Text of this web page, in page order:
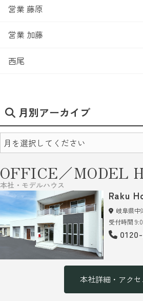
営業 藤原
営業 加藤
西尾
月別アーカイブ
OFFICE／MODEL
本社・モデルハウス
Raku
岐阜県中
受付時間
本社詳細・アクセ